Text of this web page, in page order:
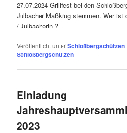
27.07.2024 Grillfest bei den
Julbacher Maßkrug stemmen. Wer ist
/ Julbacherin ?
Veröffentlicht unterSchloßbergschützen
Schloßbergschützen
Einladung
2023